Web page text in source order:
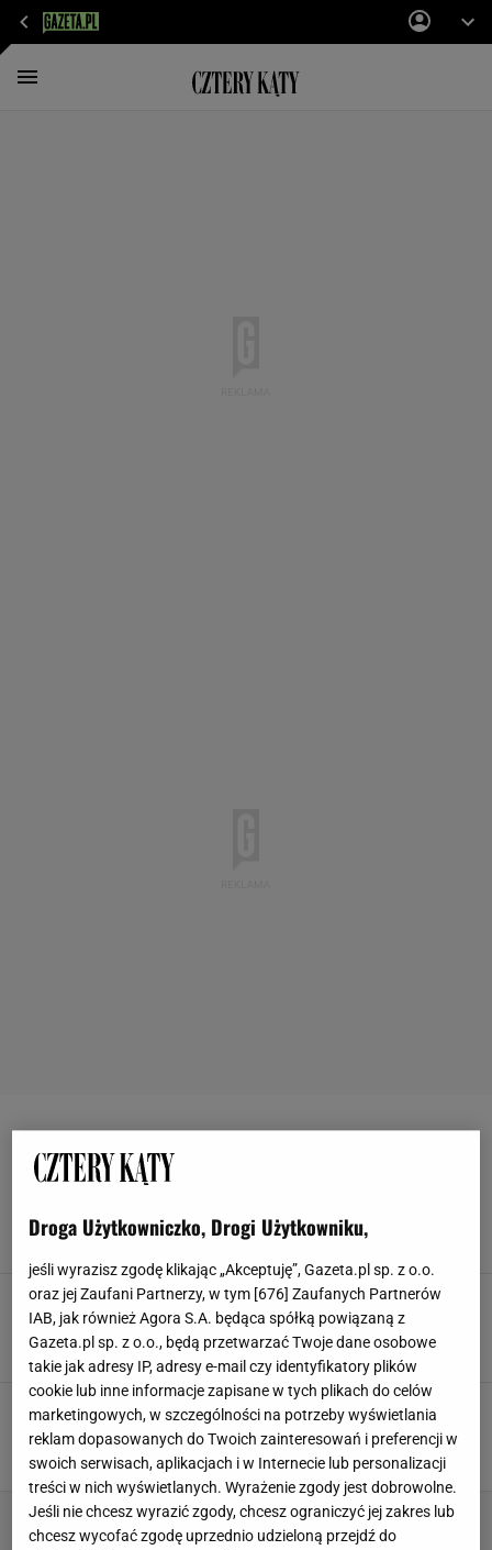
LAMPY PODŁOGOWE
Nowa kolekcja Ikea GREJSIMOJS. Ta lampa za
LAMPA LAMPKI LAMPY PODŁOGOWE LAMPY STOŁOWE
Kolekcja premium w Sinsay. Lampa z
kryształkami już jest bestsellerem
LAMPA LAMPA PODŁOGOWA LAMPY LAMPY LED
Lampa, która odmieni twoje wnętrze. Niecałe
160 zł za bestseller w Sinsay
LAMPA LAMPY LAMPY PODŁOGOWE LAMPY STOJĄCE
Droga Użytkowniczko, Drogi Użytkowniku,
jeśli wyrazisz zgodę klikając „Akceptuję”, Gazeta.pl sp. z o.o.
oraz jej Zaufani Partnerzy, w tym [ 676 ] Zaufanych Partnerów
IAB, jak również Agora S.A. będąca spółką powiązaną z
Gazeta.pl sp. z o.o., będą przetwarzać Twoje dane osobowe
takie jak adresy IP, adresy e-mail czy identyfikatory plików
cookie lub inne informacje zapisane w tych plikach do celów
marketingowych, w szczególności na potrzeby wyświetlania
reklam dopasowanych do Twoich zainteresowań i preferencji w
swoich serwisach, aplikacjach i w Internecie lub personalizacji
treści w nich wyświetlanych. Wyrażenie zgody jest dobrowolne.
Jeśli nie chcesz wyrazić zgody, chcesz ograniczyć jej zakres lub
chcesz wycofać zgodę uprzednio udzieloną przejdź do